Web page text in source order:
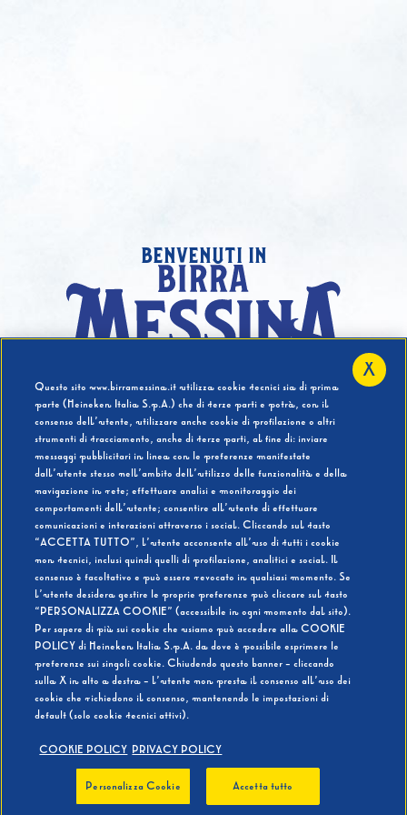
benvenuti in
Hai compiuto 18 Anni?
SI NO
BEVI RESPONSABILMENTE
Questo sito www.birramessina.it utilizza cookie tecnici sia di prima
parte (Heineken Italia S.p.A.) che di terze parti e potrà, con il
consenso dell’utente, utilizzare anche cookie di profilazione o altri
strumenti di tracciamento, anche di terze parti, al fine di: inviare
messaggi pubblicitari in linea con le preferenze manifestate
dall’utente stesso nell’ambito dell’utilizzo delle funzionalità e della
navigazione in rete; effettuare analisi e monitoraggio dei
comportamenti dell’utente; consentire all’utente di effettuare
comunicazioni e interazioni attraverso i social. Cliccando sul tasto
“ACCETTA TUTTO”, l’utente acconsente all’uso di tutti i cookie
non tecnici, inclusi quindi quelli di profilazione, analitici e social. Il
consenso è facoltativo e può essere revocato in qualsiasi momento. Se
l’utente desidera gestire le proprie preferenze può cliccare sul tasto
“PERSONALIZZA COOKIE” (accessibile in ogni momento dal sito).
Per sapere di più sui cookie che usiamo può accedere alla COOKIE
POLICY di Heineken Italia S.p.A. da dove è possibile esprimere le
preferenze sui singoli cookie. Chiudendo questo banner - cliccando
sulla X in alto a destra - l’utente non presta il consenso all’uso dei
cookie che richiedono il consenso, mantenendo le impostazioni di
default (solo cookie tecnici attivi).
COOKIE POLICY PRIVACY POLICY
Personalizza Cookie Accetta tutto
X